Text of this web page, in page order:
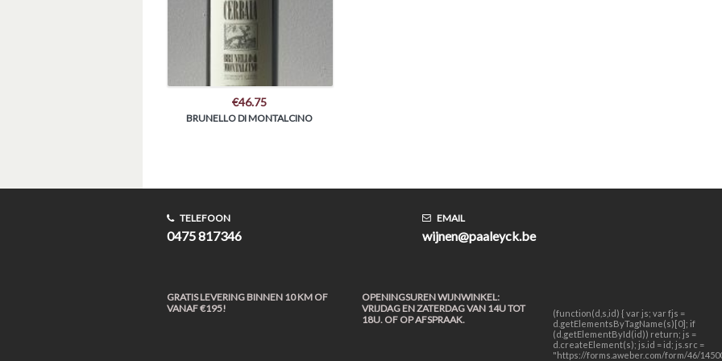
€46.75
BRUNELLO DI MONTALCINO
TELEFOON
0475 817346
EMAIL
wijnen@paaleyck.be
GRATIS LEVERING BINNEN 10 KM OF
VANAF €195!
OPENINGSUREN WIJNWINKEL:
VRIJDAG EN ZATERDAG VAN 14U TOT
18U. OF OP AFSPRAAK.
(function(d,s,id) { var js; var fjs =
d.getElementsByTagName(s)[0]; if
(d.getElementById(id)) return; js =
d.createElement(s); js.id = id; js.src =
"https://forms.aweber.com/form/46/